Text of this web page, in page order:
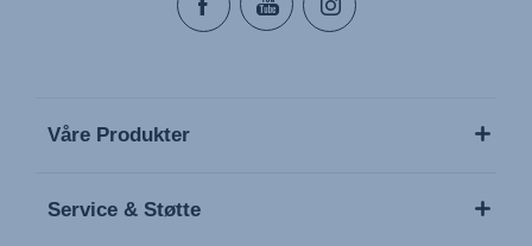
Våre Produkter
Service & Støtte